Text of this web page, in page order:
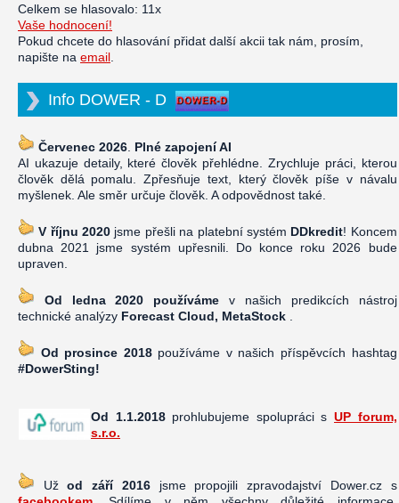
Celkem se hlasovalo: 11x
Vaše hodnocení!
Pokud chcete do hlasování přidat další akcii tak nám, prosím,
napište na email
Info DOWER - D
Červenec 2026 Plné zapojení AI
AI ukazuje detaily, které člověk přehlédne. Zrychluje práci, kterou
člověk dělá pomalu. Zpřesňuje text, který člověk píše v návalu
myšlenek. Ale směr určuje člověk. A odpovědnost také.
V říjnu 2020 jsme přešli na platební systém DDkredit! Koncem
dubna 2021 jsme systém upřesnili. Do konce roku 2026 bude
upraven.
Od ledna 2020 používáme v našich predikcích nástroj
technické analýzy Forecast Cloud, MetaStock
Od prosince 2018používáme v našich příspěvcích hashtag
#DowerSting!
Od 1.1.2018prohlubujeme spolupráci sUP forum,
s.r.o.
Užod září 2016jsme propojili zpravodajství Dower.cz s